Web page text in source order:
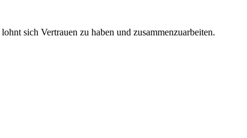
sich Vertrauen zu haben und zusammenzuarbeiten.